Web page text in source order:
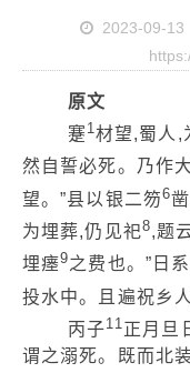
2023-09-13
原文
蹇 1材望,蜀人,
然自誓必死。乃作
望。”县以银二笏6
为埋葬,仍见祀8,题
埋瘗9之费也。”日
投水中。且遍祝乡
丙子11 正月旦
谓之溺死。既而北